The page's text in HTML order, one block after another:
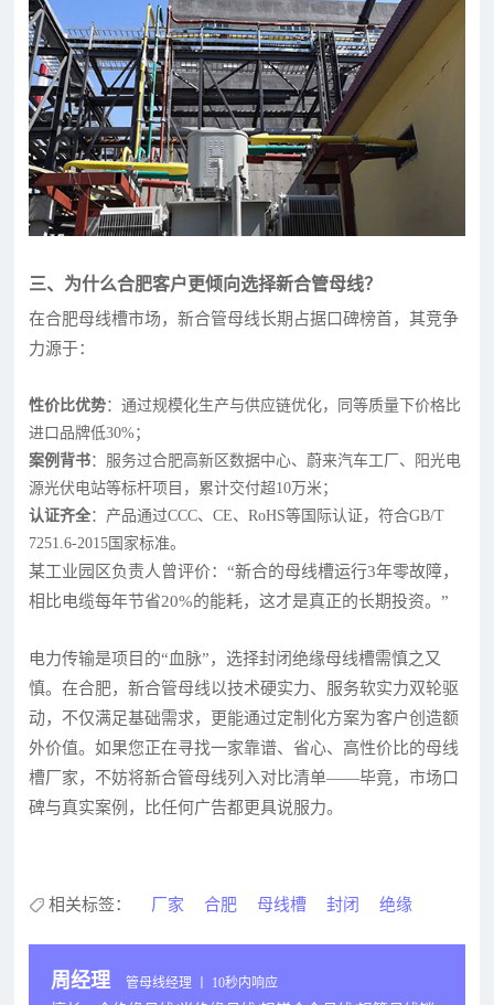
三、为什么合肥客户更倾向选择新合管母线？
在合肥母线槽市场，新合管母线长期占据口碑榜首，其竞争
力源于：
性价比优势：通过规模化生产与供应链优化，同等质量下价格比
进口品牌低30%；
案例背书：服务过合肥高新区数据中心、蔚来汽车工厂、阳光电
源光伏电站等标杆项目，累计交付超10万米；
认证齐全：产品通过CCC、CE、RoHS等国际认证，符合GB/T
7251.6-2015国家标准。
某工业园区负责人曾评价：“新合的母线槽运行3年零故障，
相比电缆每年节省20%的能耗，这才是真正的长期投资。”
电力传输是项目的“血脉”，选择封闭绝缘母线槽需慎之又
慎。在合肥，新合管母线以技术硬实力、服务软实力双轮驱
动，不仅满足基础需求，更能通过定制化方案为客户创造额
外价值。如果您正在寻找一家靠谱、省心、高性价比的母线
槽厂家，不妨将新合管母线列入对比清单——毕竟，市场口
碑与真实案例，比任何广告都更具说服力。
相关标签： 厂家 合肥 母线槽 封闭 绝缘
周经理 管母线经理 丨 10秒内响应